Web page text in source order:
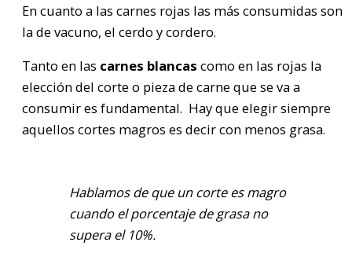
En cuanto a las carnes rojas las más consumidas son
la de vacuno, el cerdo y cordero.
Tanto en las carnes blancas como en las rojas la
elección del corte o pieza de carne que se va a
consumir es fundamental. Hay que elegir siempre
aquellos cortes magros es decir con menos grasa.
Hablamos de que un corte es magro
cuando el porcentaje de grasa no
supera el 10%.